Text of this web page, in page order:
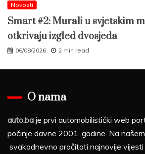
Novosti
Smart #2: Murali u svjetskim
otkrivaju izgled dvosjeda
06/08/2026 2 min read
O nama
auto.ba je prvi automobilistički web
počinje davne 2001. godine. Na
svakodnevno pročitati najnovije